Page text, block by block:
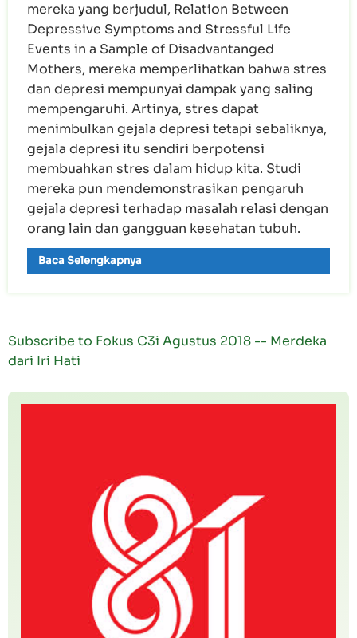
mereka yang berjudul, Relation Between
Depressive Symptoms and Stressful Life
Events in a Sample of Disadvantanged
Mothers, mereka memperlihatkan bahwa stres
dan depresi mempunyai dampak yang saling
mempengaruhi. Artinya, stres dapat
menimbulkan gejala depresi tetapi sebaliknya,
gejala depresi itu sendiri berpotensi
membuahkan stres dalam hidup kita. Studi
mereka pun mendemonstrasikan pengaruh
gejala depresi terhadap masalah relasi dengan
orang lain dan gangguan kesehatan tubuh.
Baca Selengkapnya
Subscribe to Fokus C3i Agustus 2018 -- Merdeka
dari Iri Hati